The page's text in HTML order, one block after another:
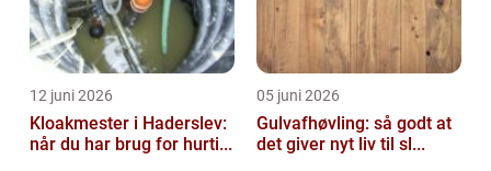
12 juni 2026
Kloakmester i Haderslev:
når du har brug for hurti...
05 juni 2026
Gulvafhøvling: så godt at
det giver nyt liv til sl...